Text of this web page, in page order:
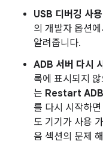
USB 디버깅 사
의 개발자 옵션
알려줍니다.
ADB 서버 다시
록에 표시되지
는 Restart
를 다시 시작하
도 기기가 사용
음 섹션의 문제